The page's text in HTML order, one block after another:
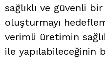
sağlıklı ve güvenli
oluşturmayı
verimli üretimin
ile yapılabileceğinin